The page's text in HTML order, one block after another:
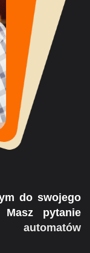
do swojego
Masz pytanie
automatów